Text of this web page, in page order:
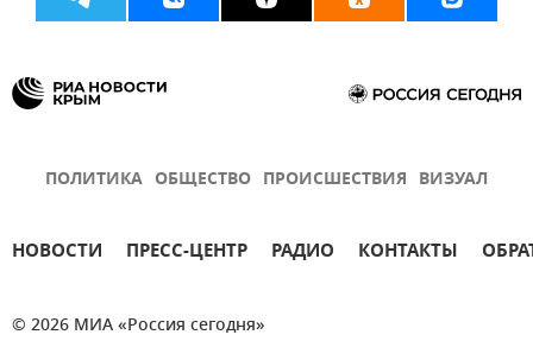
ПОЛИТИКА ОБЩЕСТВО ПРОИСШЕСТВИЯ ВИЗУАЛ
НОВОСТИ ПРЕСС-ЦЕНТР РАДИО КОНТАКТЫ
© 2026 МИА «Россия сегодня»